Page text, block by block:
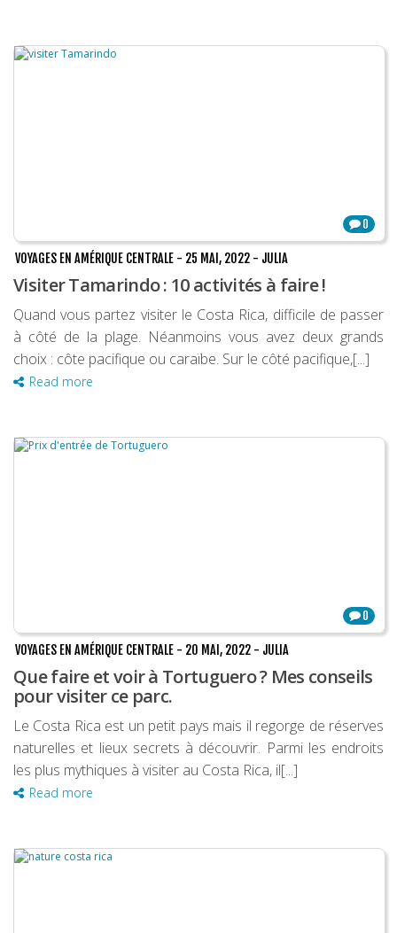
0
VOYAGES EN AMÉRIQUE CENTRALE - 25 MAI, 2022 - JULIA
Visiter Tamarindo : 10 activités à faire !
Quand vous partez visiter le Costa Rica, difficile de passer
à côté de la plage. Néanmoins vous avez deux grands
choix : côte pacifique ou caraïbe. Sur le côté pacifique,[...]
Read more
0
VOYAGES EN AMÉRIQUE CENTRALE - 20 MAI, 2022 - JULIA
Que faire et voir à Tortuguero ? Mes conseils
pour visiter ce parc.
Le Costa Rica est un petit pays mais il regorge de réserves
naturelles et lieux secrets à découvrir. Parmi les endroits
les plus mythiques à visiter au Costa Rica, il[...]
Read more